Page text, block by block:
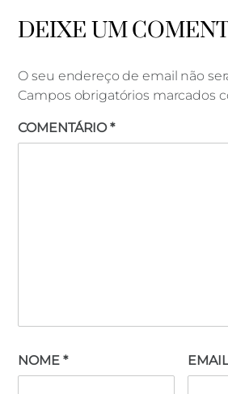
DEIXE UM
O seu endereço de email não
Campos obrigatórios marcados
COMENTÁRIO*
NOME *